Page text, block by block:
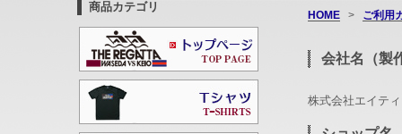
HOME > ご利用
会社名（製
株式会社エイテ
商品カテゴリ